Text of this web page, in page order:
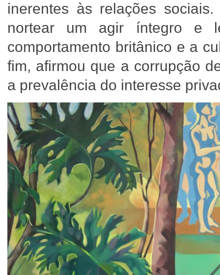
inerentes às relações
nortear um agir íntegro e
comportamento britânico e a
fim, afirmou que a corrupção
a prevalência do interesse